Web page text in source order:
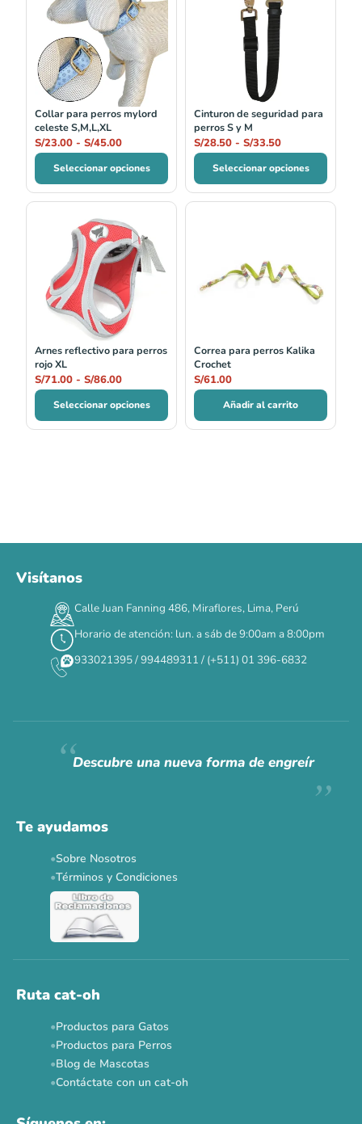
Collar para perros mylord
celeste S,M,L,XL
S/23.00 - S/45.00
precios:
desde
S/23.00
hasta
S/45.00
Seleccionar opciones
Cinturon de seguridad para
perros S y M
S/28.50 - S/33.50
precios:
Seleccionar opciones
Arnes reflectivo para perros
rojo XL
S/71.00 - S/86.00
de
precios:
desde
S/71.00
hasta
S/86.00
Seleccionar opciones
Correa para perros Kalika
Crochet
S/61.00
Añadir al carrito
DÍAS HORAS MIN SEG
✕
Siempre fuimosraros.
Ver todas las promos 🐾
Visítanos
Calle Juan Fanning 486, Miraflores, Lima, Perú
Horario de atención: lun. a sáb de 9:00am a 8:00pm
933021395 / 994489311 / (+511) 01 396-6832
Descubre una nueva forma de engreír
Te ayudamos
Sobre Nosotros
Términos y Condiciones
Ruta cat-oh
Productos para Gatos
Productos para Perros
Blog de Mascotas
Contáctate con un cat-oh